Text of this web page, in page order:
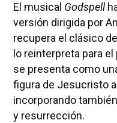
El musical Godspell
versión dirigida por
recupera el clásico
lo reinterpreta para
se presenta como
figura de Jesucristo
incorporando
y resurrección.